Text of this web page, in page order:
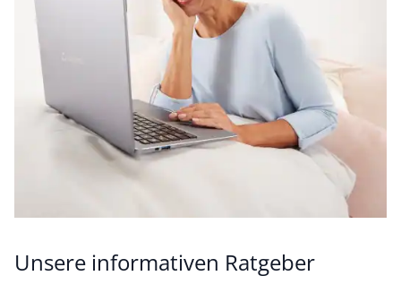
Unsere informativen Ratgeber